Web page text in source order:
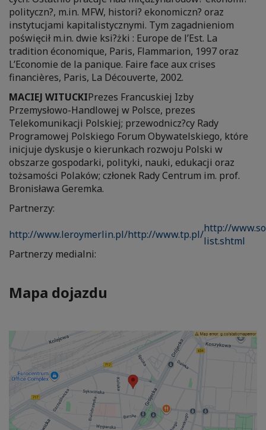
polityczn?, m.in. MFW, histori? ekonomiczn? oraz
instytucjami kapitalistycznymi. Tym zagadnieniom
poświęcił m.in. dwie ksi?żki : Europe de l’Est. La
tradition économique, Paris, Flammarion, 1997 oraz
L’Economie de la panique. Faire face aux crises
financières, Paris, La Découverte, 2002.
MACIEJ WITUCKIPrezes Francuskiej Izby
Przemysłowo-Handlowej w Polsce, prezes
Telekomunikacji Polskiej; przewodnicz?cy Rady
Programowej Polskiego Forum Obywatelskiego, które
inicjuje dyskusje o kierunkach rozwoju Polski w
obszarze gospodarki, polityki, nauki, edukacji oraz
tożsamości Polaków; członek Rady Centrum im. prof.
Bronisława Geremka.
Partnerzy:
http://www.leroymerlin.pl/http://www.tp.pl/http://
list.shtml
Partnerzy medialni:
Mapa dojazdu